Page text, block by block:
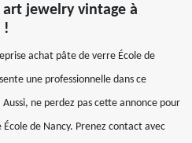
jewelry vintage à
!
achat pâte de verre École de
une professionnelle dans ce
ne perdez pas cette annonce pour
de Nancy. Prenez contact avec